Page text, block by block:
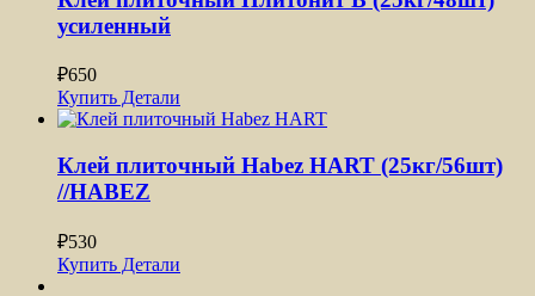
усиленный
₽650
Купить Детали
Клей плиточный Habez HART (25кг/56шт)
//HABEZ
₽530
Купить Детали